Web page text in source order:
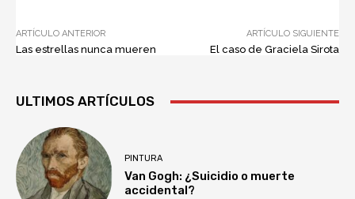
ARTÍCULO ANTERIOR
Las estrellas nunca mueren
ARTÍCULO SIGUIENTE
El caso de Graciela Sirota
ULTIMOS ARTÍCULOS
PINTURA
Van Gogh: ¿Suicidio o muerte
accidental?